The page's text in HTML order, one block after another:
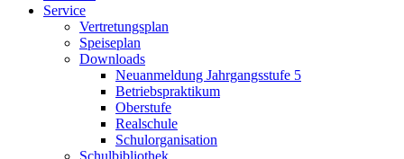
Service
Vertretungsplan
Speiseplan
Downloads
Neuanmeldung Jahrgangsstufe 5
Betriebspraktikum
Oberstufe
Realschule
Schulorganisation
Schulbibliothek